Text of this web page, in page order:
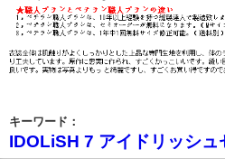
キーワード：
IDOLiSH 7 アイドリッシュ